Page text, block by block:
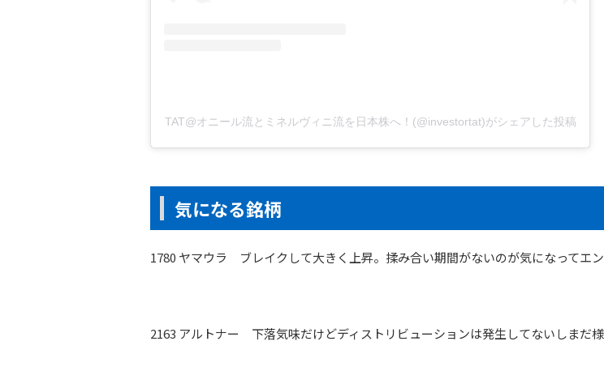
TAT@オニール流とミネルヴィニ流を日本株へ！(@investortat)がシェアした投稿
気になる銘柄
1780 ヤマウラ ブレイクして大きく上昇。揉み合い期間がないのが気になってエン
2163 アルトナー 下落気味だけどディストリビューションは発生してないしまだ